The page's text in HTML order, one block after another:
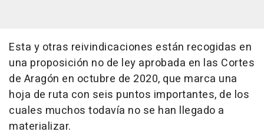
Esta y otras reivindicaciones están recogidas en
una proposición no de ley aprobada en las Cortes
de Aragón en octubre de 2020, que marca una
hoja de ruta con seis puntos importantes, de los
cuales muchos todavía no se han llegado a
materializar.